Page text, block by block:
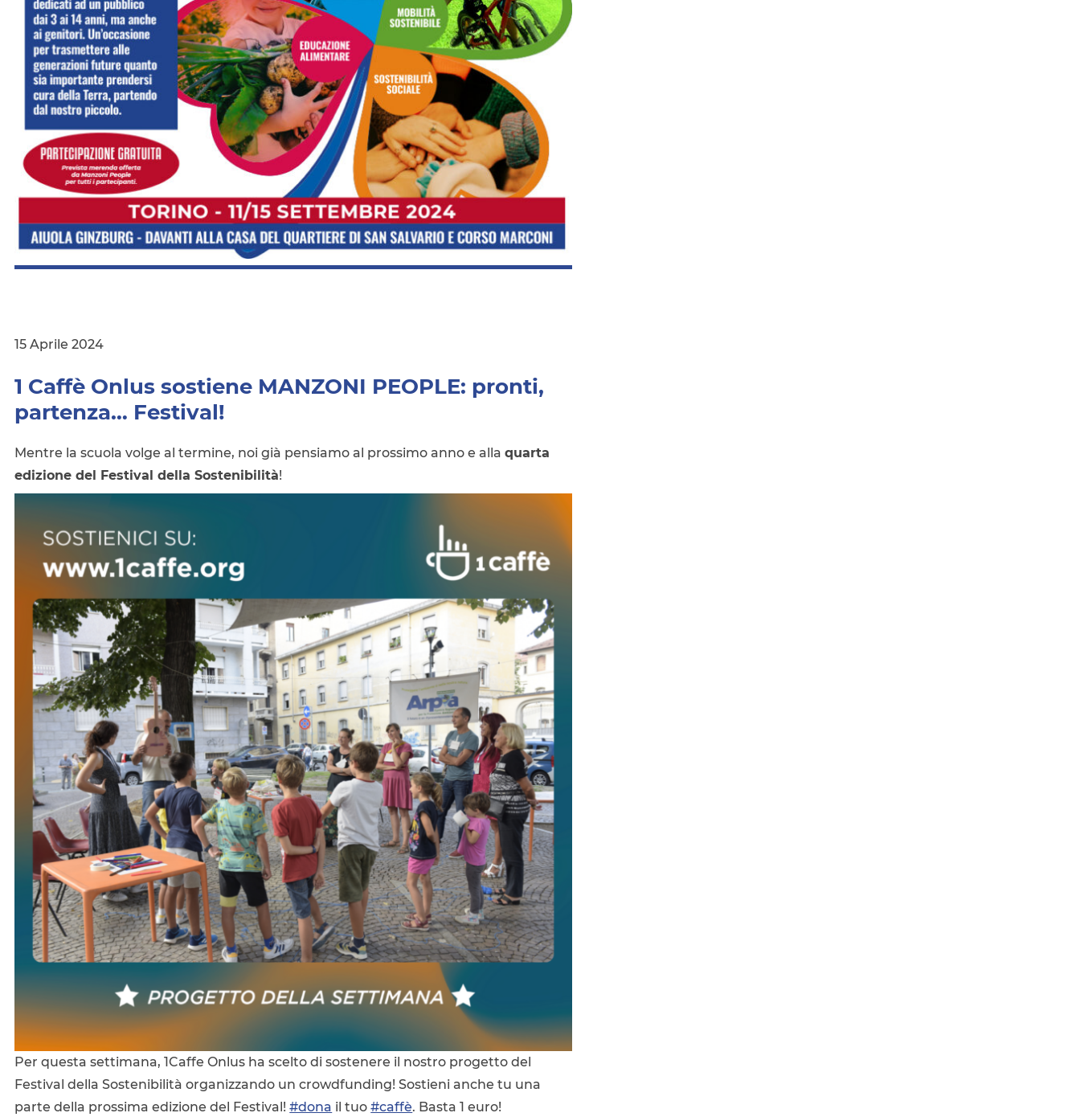
15 Aprile 2024
1 Caffè Onlus sostiene MANZONI PEOPLE: pronti,
partenza… Festival!
Mentre la scuola volge al termine, noi già pensiamo al prossimo anno e allaquarta
edizione del Festival della Sostenibilità!
Per questa settimana, 1Caffe Onlus ha scelto di sostenere il nostro progetto del
Festival della Sostenibilità organizzando un crowdfunding! Sostieni anche tu una
parte della prossima edizione del Festival!#dona il tuo#caffè. Basta 1 euro!